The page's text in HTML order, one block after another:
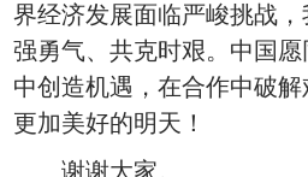
界经济发展面临严峻挑战
强勇气、共克时艰。中国
中创造机遇，在合作中破
更加美好的明天！
谢谢大家。